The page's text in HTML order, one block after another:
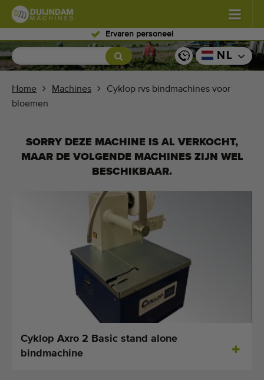
Ervaren personeel
Bloemen en planten (587)
Glastuinbouw groenten
Fruitteelt (336)
Verkoop uw machine!
Laatst bekeken machines
Laatst toegevoegde machines
Merken
NL
Home Machines
Cyklop rvs bindmachines voor
bloemen
SORRY DEZE MACHINE IS AL VERKOCHT,
MAAR DE VOLGENDE MACHINES ZIJN WEL
BESCHIKBAAR.
Cyklop Axro 2 Basic stand alone
bindmachine